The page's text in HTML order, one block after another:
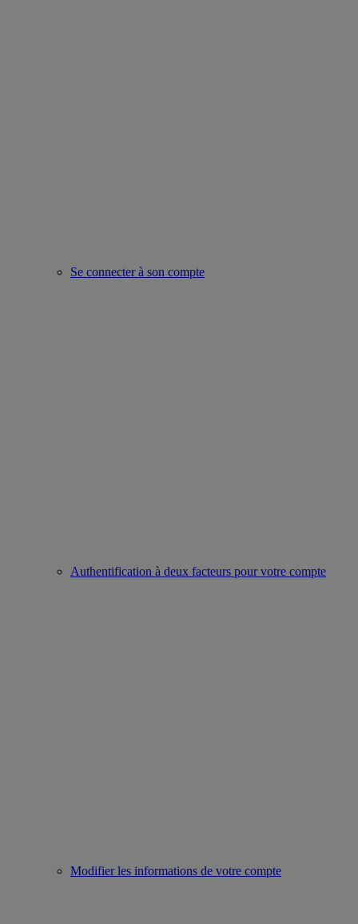
Se connecter à son compte
Authentification à deux facteurs pour votre compte
Modifier les informations de votre compte